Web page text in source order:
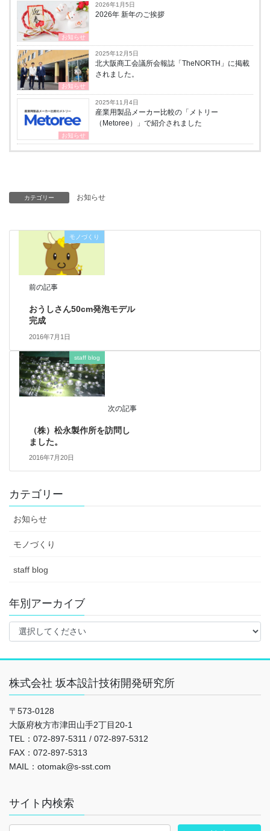
お知らせ
2026年1月5日
2026年 新年のご挨拶
お知らせ
2025年12月5日
北大阪商工会議所会報誌「TheNORTH」に掲載
されました。
お知らせ
2025年11月4日
産業用製品メーカー比較の「メトリー
（Metoree）」で紹介されました
カテゴリー お知らせ
モノづくり
前の記事
おうしさん50cm発泡モデル
完成
2016年7月1日
staff blog
次の記事
（株）松永製作所を訪問し
ました。
2016年7月20日
カテゴリー
お知らせ
モノづくり
staff blog
年別アーカイブ
株式会社 坂本設計技術開発研究所
〒573-0128
大阪府枚方市津田山手2丁目20-1
TEL：072-897-5311 / 072-897-5312
FAX：072-897-5313
MAIL：otomak@s-sst.com
サイト内検索